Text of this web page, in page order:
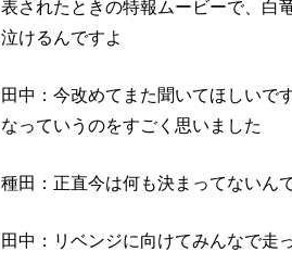
表されたときの特報ムービーで、白
泣けるんですよ
田中：今改めてまた聞いてほしいで
なっていうのをすごく思いました
種田：正直今は何も決まってないん
田中：リベンジに向けてみんなで走